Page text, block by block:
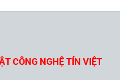
CÔNG NGHỆ TÍN VIỆT